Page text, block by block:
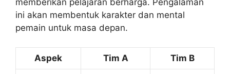
ini akan membentuk karakter dan mental
pemain untuk masa depan.
Aspek Tim A Tim B